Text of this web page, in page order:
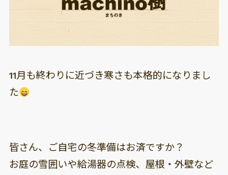
11月も終わりに近づき寒さも本格的になりまし
た
皆さん、ご自宅の冬準備はお済ですか？
お庭の雪囲いや給湯器の点検、屋根・外壁など